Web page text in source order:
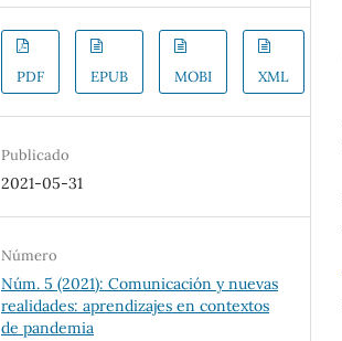
PDF EPUB MOBI XML
Publicado
2021-05-31
Número
Núm. 5 (2021): Comunicación y nuevas
realidades: aprendizajes en contextos
de pandemia